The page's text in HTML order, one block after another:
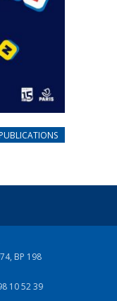
réfugiés
BP 198
10 52 39